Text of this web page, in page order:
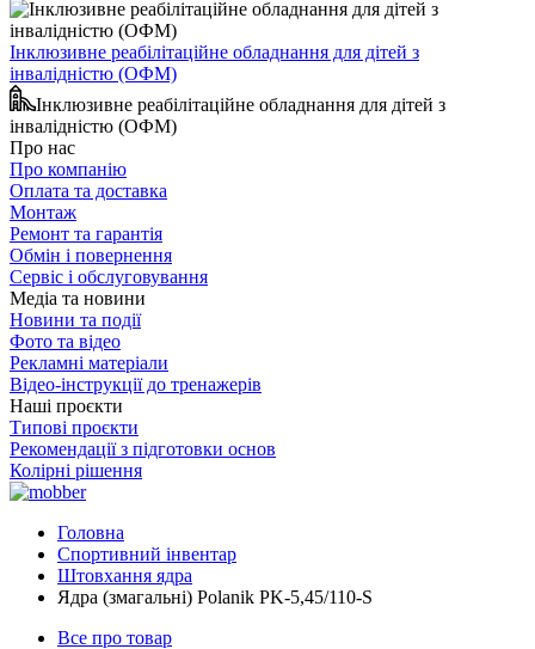
Інклюзивне реабілітаційне обладнання для дітей з
інвалідністю (ОФМ)
Інклюзивне реабілітаційне обладнання для дітей з
інвалідністю (ОФМ)
Про нас
Про компанію
Оплата та доставка
Монтаж
Ремонт та гарантія
Обмін і повернення
Сервіс і обслуговування
Медіа та новини
Новини та події
Фото та відео
Рекламні матеріали
Відео-інструкції до тренажерів
Наші проєкти
Типові проєкти
Рекомендації з підготовки основ
Колірні рішення
Головна
Спортивний інвентар
Штовхання ядра
Ядра (змагальні) Polanik PK-5,45/110-S
Все про товар